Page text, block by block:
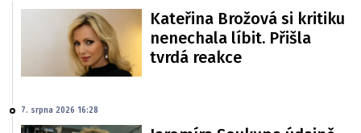
Kateřina Brožová si kritiku
nenechala líbit. Přišla
tvrdá reakce
7. srpna 2026 16:28